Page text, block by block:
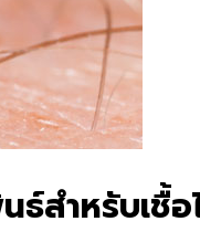
ธ์สำหรับเชื้